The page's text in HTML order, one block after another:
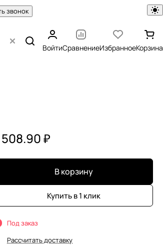
звонок
ВойтиСравнениеИзбранноеКорзина
508.90 ₽
В корзину
Купить в 1 клик
Под заказ
Рассчитать доставку